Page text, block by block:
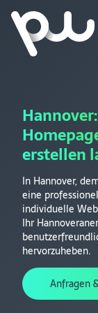
Hannover:
erstellen
In Hannover,
eine
individuelle
Ihr
hervorzuheben.
Anfragen